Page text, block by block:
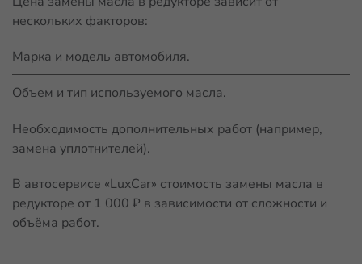
нескольких факторов:
Марка и модель автомобиля.
Объем и тип используемого масла.
Необходимость дополнительных работ (например,
замена уплотнителей).
В автосервисе «LuxCar» стоимость замены масла в
редукторе от 1 000 ₽ в зависимости от сложности и
объёма работ.